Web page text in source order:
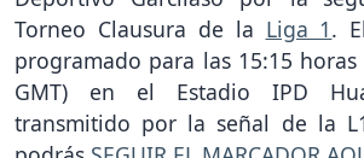
Torneo Clausura de la Liga 1.
programado para las 15:15 horas
GMT) en el Estadio IPD
transmitido por la señal de la